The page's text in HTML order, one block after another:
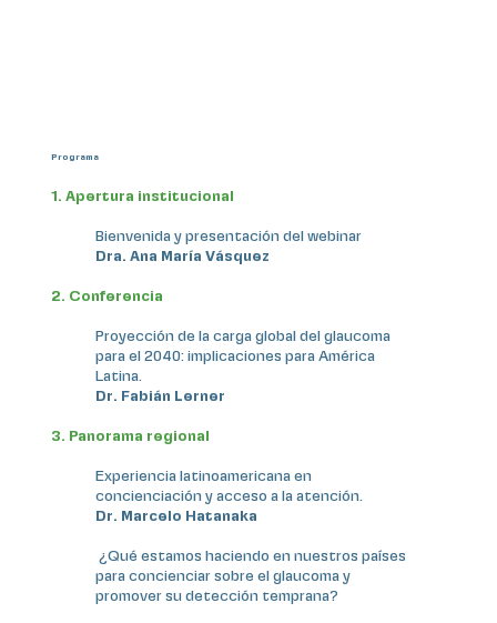
Programa
1. Apertura institucional
Bienvenida y presentación del webinar
Dra. Ana María Vásquez
2. Conferencia
Proyección de la carga global del glaucoma
para el 2040: implicaciones para América
Latina.
Dr. Fabián Lerner
3. Panorama regional
Experiencia latinoamericana en
concienciación y acceso a la atención.
Dr. Marcelo Hatanaka
¿Qué estamos haciendo en nuestros países
para concienciar sobre el glaucoma y
promover su detección temprana?